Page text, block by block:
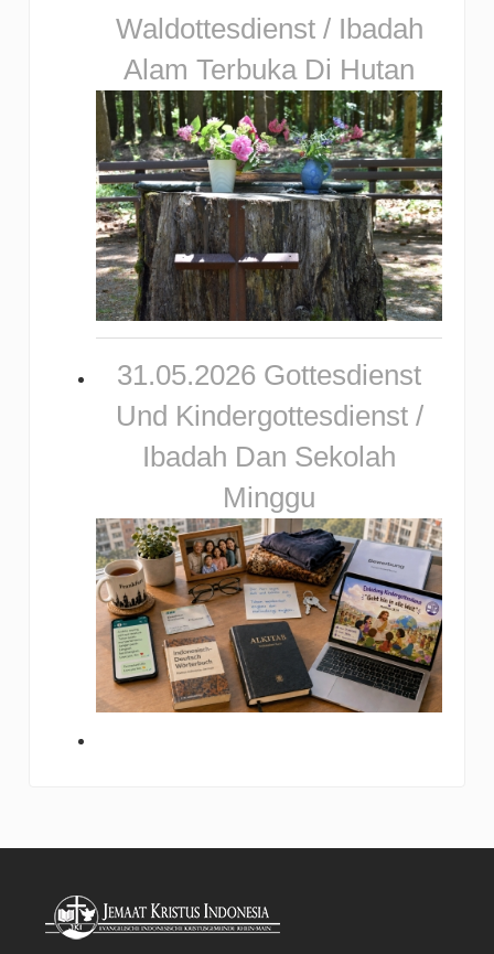
Waldottesdienst / Ibadah
Alam Terbuka Di Hutan
31.05.2026 Gottesdienst
Und Kindergottesdienst /
Ibadah Dan Sekolah
Minggu